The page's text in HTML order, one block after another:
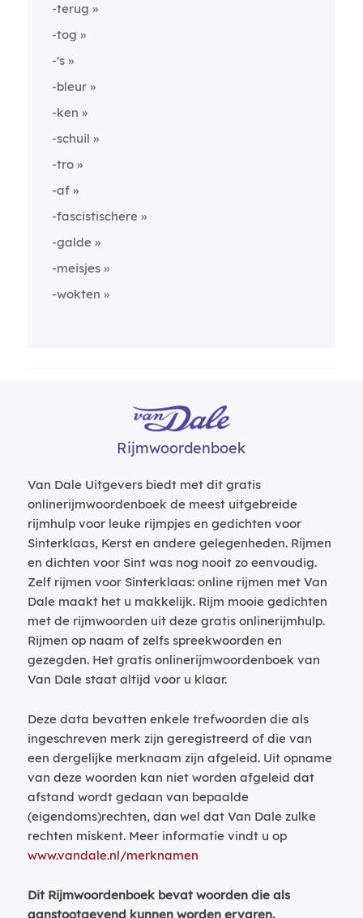
-terug
-tog
-'s
-bleur
-ken
-schuil
-tro
-af
-fascistischere
-galde
-meisjes
-wokten
Rijmwoordenboek
Van Dale Uitgevers biedt met dit gratis
onlinerijmwoordenboek de meest uitgebreide
rijmhulp voor leuke rijmpjes en gedichten voor
Sinterklaas, Kerst en andere gelegenheden. Rijmen
en dichten voor Sint was nog nooit zo eenvoudig.
Zelf rijmen voor Sinterklaas: online rijmen met Van
Dale maakt het u makkelijk. Rijm mooie gedichten
met de rijmwoorden uit deze gratis onlinerijmhulp.
Rijmen op naam of zelfs spreekwoorden en
gezegden. Het gratis onlinerijmwoordenboek van
Van Dale staat altijd voor u klaar.
Deze data bevatten enkele trefwoorden die als
ingeschreven merk zijn geregistreerd of die van
een dergelijke merknaam zijn afgeleid. Uit opname
van deze woorden kan niet worden afgeleid dat
afstand wordt gedaan van bepaalde
(eigendoms)rechten, dan wel dat Van Dale zulke
rechten miskent. Meer informatie vindt u op
www.vandale.nl/merknamen
Dit Rijmwoordenboek bevat woorden die als
aanstootgevend kunnen worden ervaren.